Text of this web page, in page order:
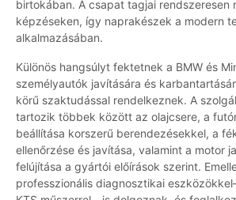
birtokában. A csapat tagjai rendszeresen
képzéseken, így naprakészek a modern
alkalmazásában.
Különös hangsúlyt fektetnek a BMW és
személyautók javítására és
körű szaktudással rendelkeznek. A
tartozik többek között az olajcsere, a
beállítása korszerű berendezésekkel, a
ellenőrzése és javítása, valamint a motor
felújítása a gyártói előírások szerint.
professzionális diagnosztikai